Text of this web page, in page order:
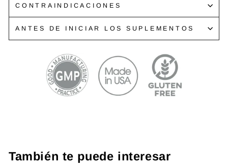
CONTRAINDICACIONES
ANTES DE INICIAR LOS SUPLEMENTOS
También te puede interesar